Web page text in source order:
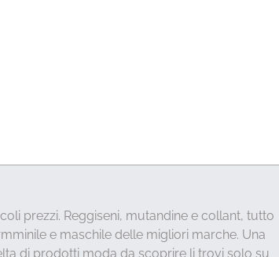
prezzi. Reggiseni, mutandine e collant, tutto
e maschile delle migliori marche. Una
di prodotti moda da scoprire li trovi solo su